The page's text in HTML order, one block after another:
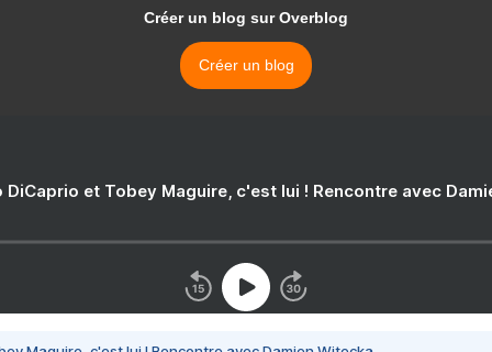
Créer un blog sur Overblog
Créer un blog
DiCaprio et Tobey Maguire, c'est lui ! Rencontre avec